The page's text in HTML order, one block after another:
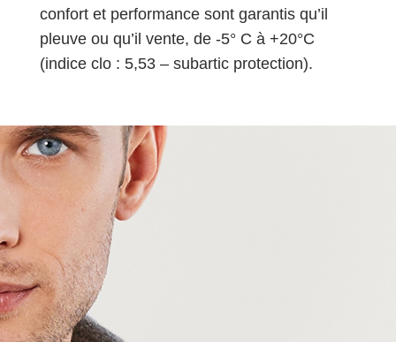
confort et performance sont garantis qu’il
pleuve ou qu’il vente, de -5° C à +20°C
(indice clo : 5,53 – subartic protection).